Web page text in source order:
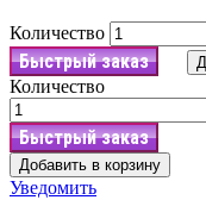
Количество
Быстрый заказ
Количество
Быстрый заказ
Добавить в корзину
Уведомить